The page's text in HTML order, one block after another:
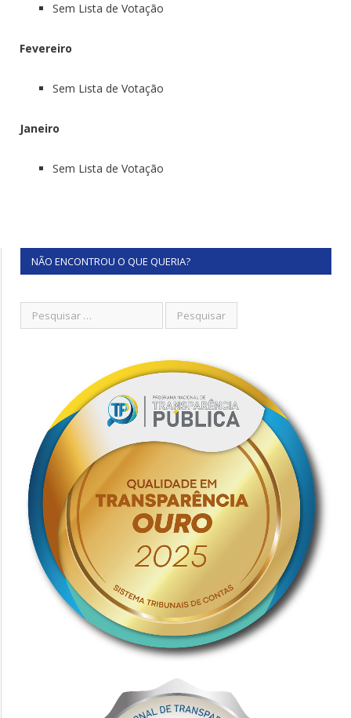
Sem Lista de Votação
Fevereiro
Sem Lista de Votação
Janeiro
Sem Lista de Votação
NÃO ENCONTROU O QUE QUERIA?